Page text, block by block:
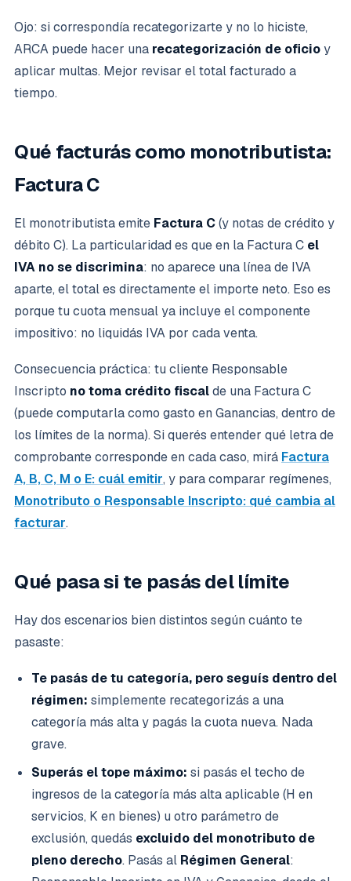
Ojo: si correspondía recategorizarte y no lo hiciste,
ARCA puede hacer una recategorización de oficioy
aplicar multas. Mejor revisar el total facturado a
tiempo.
Qué facturás como monotributista:
Factura C
El monotributista emite Factura C(y notas de crédito y
débito C). La particularidad es que en la Factura C el
IVA no se discrimina: no aparece una línea de IVA
aparte, el total es directamente el importe neto. Eso es
porque tu cuota mensual ya incluye el componente
impositivo: no liquidás IVA por cada venta.
Consecuencia práctica: tu cliente Responsable
Inscripto no toma crédito fiscalde una Factura C
(puede computarla como gasto en Ganancias, dentro de
los límites de la norma). Si querés entender qué letra de
comprobante corresponde en cada caso, mirá Factura
A, B, C, M o E: cuál emitir, y para comparar regímenes,
Monotributo o Responsable Inscripto: qué cambia al
facturar.
Qué pasa si te pasás del límite
Hay dos escenarios bien distintos según cuánto te
pasaste:
Te pasás de tu categoría, pero seguís dentro del
régimen: simplemente recategorizás a una
categoría más alta y pagás la cuota nueva. Nada
grave.
Superás el tope máximo: si pasás el techo de
ingresos de la categoría más alta aplicable (H en
servicios, K en bienes) u otro parámetro de
exclusión, quedás excluido del monotributo de
pleno derecho. Pasás al Régimen General: